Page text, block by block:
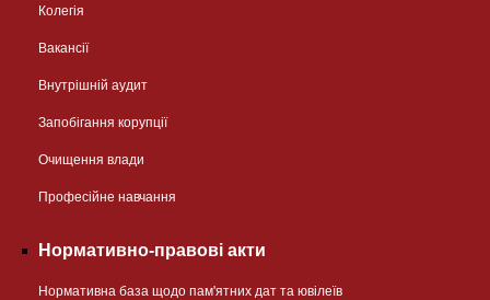
Колегія
Вакансії
Внутрішній аудит
Запобігання корупції
Очищення влади
Професійне навчання
Нормативно-правові акти
Нормативна база щодо пам'ятних дат та ювілеїв